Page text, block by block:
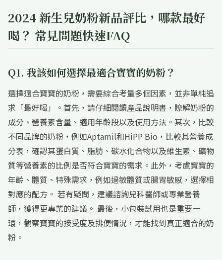
2024 新生兒奶粉新品評比，哪款最好
喝？ 常見問題快速FAQ
Q1. 我該如何選擇最適合寶寶的奶粉？
選擇適合寶寶的奶粉，需要綜合考量多個因素，並非單純追
求「最好喝」。首先，請仔細閱讀產品說明書，瞭解奶粉的
成分、營養素含量、適用年齡段以及使用方法。其次，比較
不同品牌的奶粉，例如Aptamil和HiPP Bio，比較其營養成
分表，確認其蛋白質、脂肪、碳水化合物以及維生素、礦物
質等營養素的比例是否符合寶寶的需求。此外，考慮寶寶的
年齡、體質、特殊需求，例如過敏體質或腸胃敏感，選擇相
對應的配方。 若有疑問，建議諮詢兒科醫師或專業營養
師，獲得更專業的建議。 最後，小包裝試用也是重要一
環，觀察寶寶的接受度及排便情況，才能找到真正適合的奶
粉。